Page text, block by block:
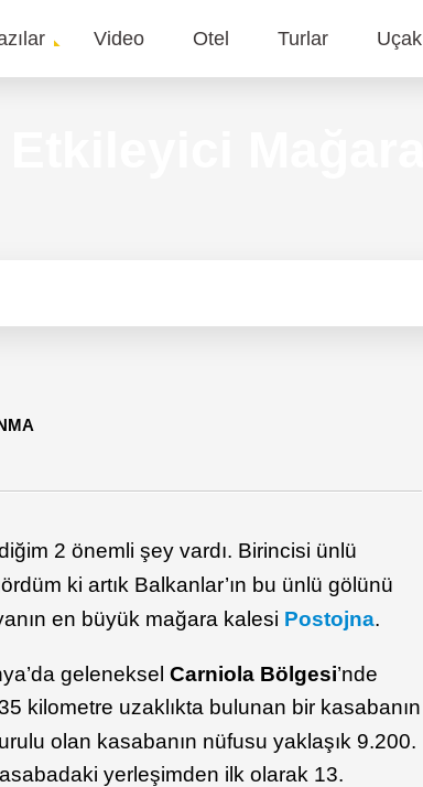
Video Otel Turlar Uçak
2 önemli şey vardı. Birincisi ünlü
ki artık Balkanlar’ın bu ünlü gölünü
en büyük mağara kalesi Postojna.
gelenekselCarniola Bölgesi’nde
kilometre uzaklıkta bulunan bir kasabanın
olan kasabanın nüfusu yaklaşık 9.200.
yerleşimden ilk olarak 13.